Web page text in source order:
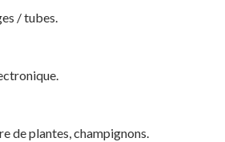
/ tubes.
de plantes, champignons.